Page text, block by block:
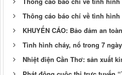
Thông cáo báo chí về tình hình
KHUYẾN CÁO: Bảo đảm an
Tình hình cháy, nổ trong 7
Nhiệt điện Cần Thơ: sản xuất